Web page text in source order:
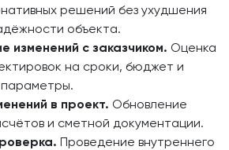
решений без ухудшения
объекта.
изменений с заказчиком. Оценка
на сроки, бюджет и
в проект. Обновление
и сметной документации.
Проведение внутреннего